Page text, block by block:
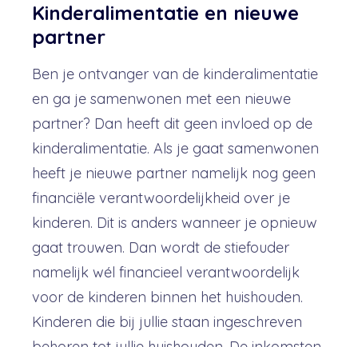
Kinderalimentatie en nieuwe
partner
Ben je ontvanger van de kinderalimentatie
en ga je samenwonen met een nieuwe
partner? Dan heeft dit geen invloed op de
kinderalimentatie. Als je gaat samenwonen
heeft je nieuwe partner namelijk nog geen
financiële verantwoordelijkheid over je
kinderen. Dit is anders wanneer je opnieuw
gaat trouwen. Dan wordt de stiefouder
namelijk wél financieel verantwoordelijk
voor de kinderen binnen het huishouden.
Kinderen die bij jullie staan ingeschreven